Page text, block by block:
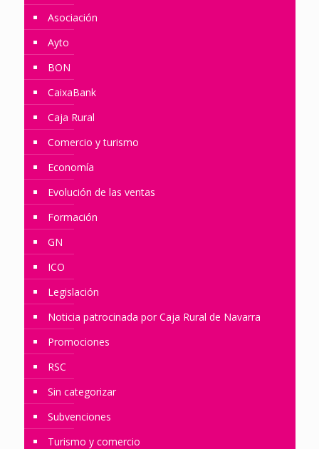
Asociación
Ayto
BON
CaixaBank
Caja Rural
Comercio y turismo
Economía
Evolución de las ventas
Formación
GN
ICO
Legislación
Noticia patrocinada por Caja Rural de Navarra
Promociones
RSC
Sin categorizar
Subvenciones
Turismo y comercio